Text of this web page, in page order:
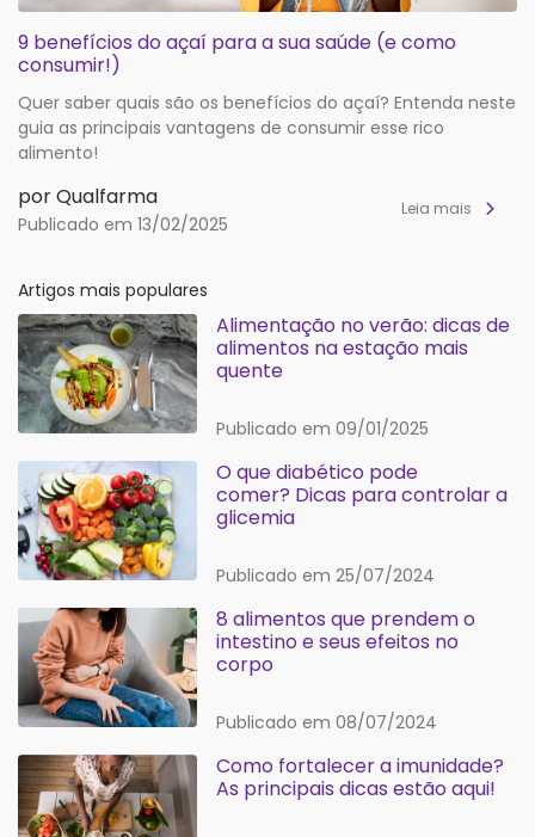
9 benefícios do açaí para a sua saúde (e como
consumir!)
Quer saber quais são os benefícios do açaí? Entenda neste
guia as principais vantagens de consumir esse rico
alimento!
por Qualfarma
Publicado em 13/02/2025
Leia mais
Artigos mais populares
Alimentação no verão: dicas de
alimentos na estação mais
quente
Publicado em 09/01/2025
O que diabético pode
comer? Dicas para controlar a
glicemia
Publicado em 25/07/2024
8 alimentos que prendem o
intestino e seus efeitos no
corpo
Publicado em 08/07/2024
Como fortalecer a imunidade?
As principais dicas estão aqui!